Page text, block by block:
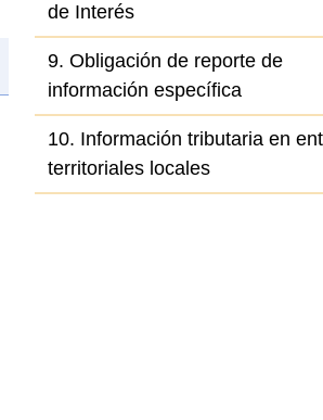
de Interés
9. Obligación de reporte de
información específica
10. Información tributaria en
territoriales locales